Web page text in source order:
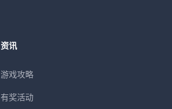
资讯
游戏攻略
有奖活动